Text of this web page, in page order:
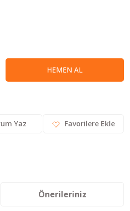
HEMEN AL
Yaz
Önerileriniz